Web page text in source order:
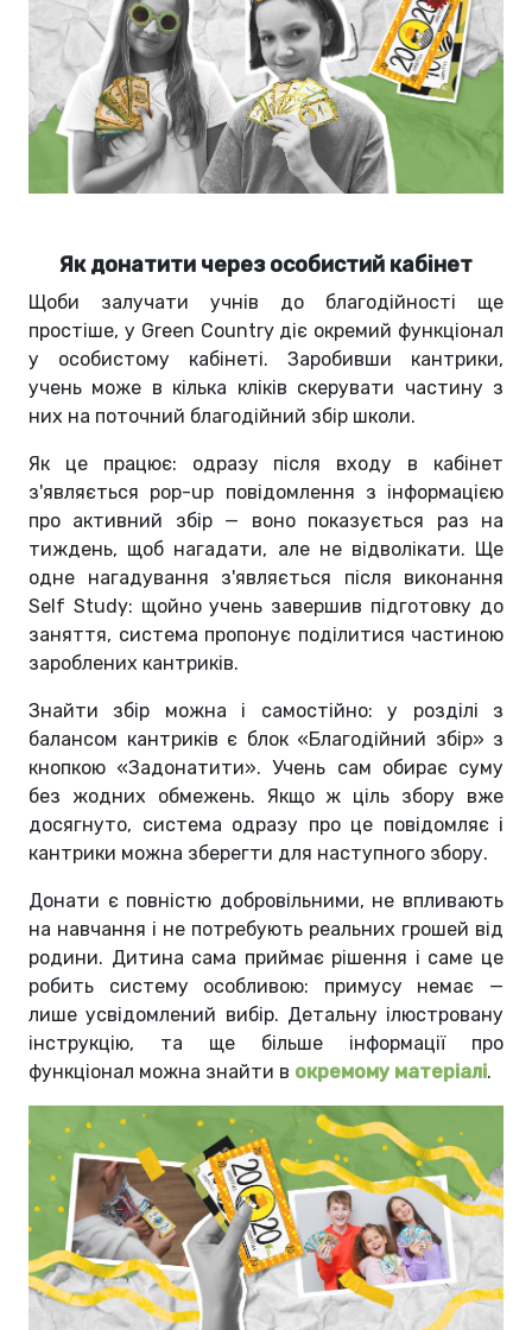
Як донатити через особистий кабінет
Щоби залучати учнів до благодійності ще
простіше, у Green Country діє окремий функціонал
у особистому кабінеті. Заробивши кантрики,
учень може в кілька кліків скерувати частину з
них на поточний благодійний збір школи.
Як це працює: одразу після входу в кабінет
з'являється pop-up повідомлення з інформацією
про активний збір — воно показується раз на
тиждень, щоб нагадати, але не відволікати. Ще
одне нагадування з'являється після виконання
Self Study: щойно учень завершив підготовку до
заняття, система пропонує поділитися частиною
зароблених кантриків.
Знайти збір можна і самостійно: у розділі з
балансом кантриків є блок «Благодійний збір» з
кнопкою «Задонатити». Учень сам обирає суму
без жодних обмежень. Якщо ж ціль збору вже
досягнуто, система одразу про це повідомляє і
кантрики можна зберегти для наступного збору.
Донати є повністю добровільними, не впливають
на навчання і не потребують реальних грошей від
родини. Дитина сама приймає рішення і саме це
робить систему особливою: примусу немає —
лише усвідомлений вибір. Детальну ілюстровану
інструкцію, та ще більше інформації про
функціонал можна знайти в окремому матеріалі.